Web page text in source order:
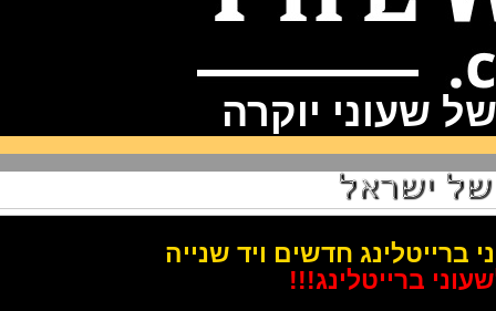
יוקרה
חדשים ויד שנייה
ברייטלינג!!!